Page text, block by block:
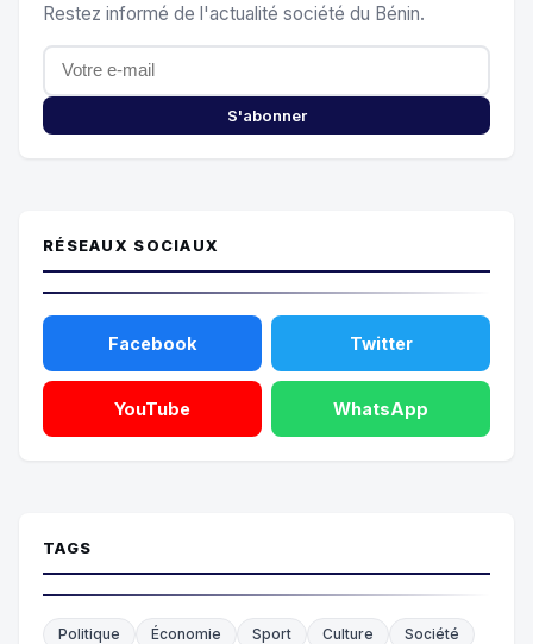
Restez informé de l'actualité société du Bénin.
S'abonner
RÉSEAUX SOCIAUX
Facebook Twitter
YouTube WhatsApp
TAGS
Politique Économie Sport Culture
Société